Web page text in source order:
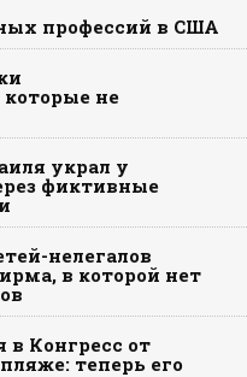
профессий в США
не
украл у
фиктивные
нелегалов
в которой нет
Конгресс от
теперь его